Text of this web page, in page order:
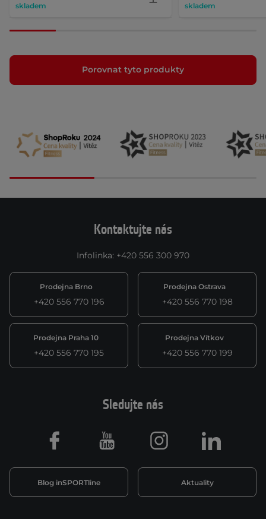
skladem skladem
Porovnat tyto produkty
Kontaktujte nás
Infolinka: +420 556 300 970
Prodejna Brno
+420 556 770 196
Prodejna Ostrava
+420 556 770 198
Prodejna Praha 10
+420 556 770 195
Prodejna Vítkov
+420 556 770 199
Sledujte nás
Blog inSPORTline Aktuality
Facebook Youtube Instagram LinkedIn